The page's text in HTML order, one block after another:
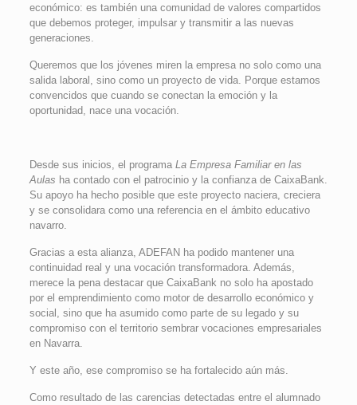
económico: es también una comunidad de valores compartidos
que debemos proteger, impulsar y transmitir a las nuevas
generaciones.
Queremos que los jóvenes miren la empresa no solo como una
salida laboral, sino como un proyecto de vida. Porque estamos
convencidos que cuando se conectan la emoción y la
oportunidad, nace una vocación.
Desde sus inicios, el programa La Empresa Familiar en las
Aulas ha contado con el patrocinio y la confianza de CaixaBank.
Su apoyo ha hecho posible que este proyecto naciera, creciera
y se consolidara como una referencia en el ámbito educativo
navarro.
Gracias a esta alianza, ADEFAN ha podido mantener una
continuidad real y una vocación transformadora. Además,
merece la pena destacar que CaixaBank no solo ha apostado
por el emprendimiento como motor de desarrollo económico y
social, sino que ha asumido como parte de su legado y su
compromiso con el territorio sembrar vocaciones empresariales
en Navarra.
Y este año, ese compromiso se ha fortalecido aún más.
Como resultado de las carencias detectadas entre el alumnado